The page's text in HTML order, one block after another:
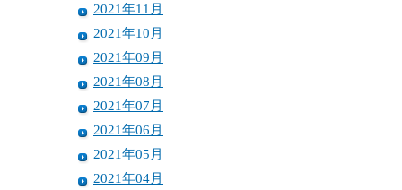
2021年11月
2021年10月
2021年09月
2021年08月
2021年07月
2021年06月
2021年05月
2021年04月